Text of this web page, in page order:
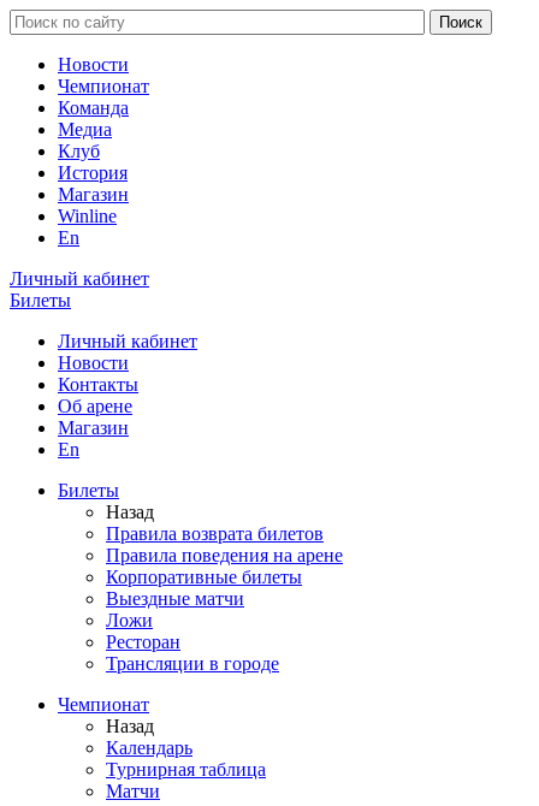
Новости
Чемпионат
Команда
Медиа
Клуб
История
Магазин
Winline
En
Личный кабинет
Билеты
Личный кабинет
Новости
Контакты
Об арене
Магазин
En
Билеты
Назад
Правила возврата билетов
Правила поведения на арене
Корпоративные билеты
Выездные матчи
Ложи
Ресторан
Трансляции в городе
Чемпионат
Назад
Календарь
Турнирная таблица
Матчи